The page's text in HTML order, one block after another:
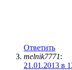
Ответить
melnik7771:
21.01.2013 в